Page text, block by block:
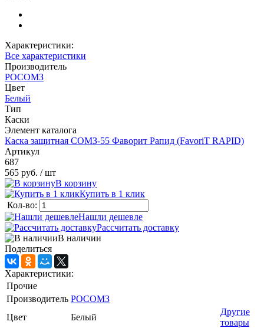
Характеристики:
Все характеристики
Производитель
РОСОМЗ
Цвет
Белый
Тип
Каски
Элемент каталога
Каска защитная СОМЗ-55 Фаворит Рапид (FavoriT RAPID)
Артикул
687
565 руб. / шт
В корзину
Купить в 1 клик
Кол-во:
Нашли дешевле
Рассчитать доставку
В наличии
Поделиться
Характеристики:
Прочие
Производитель РОСОМЗ
Цвет
Белый
Другие
товары